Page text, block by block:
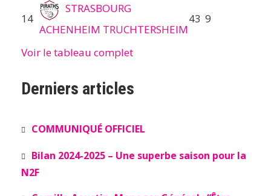
14
STRASBOURG
ACHENHEIM TRUCHTERSHEIM
43 9
Voir le tableau complet
Derniers articles
COMMUNIQUÉ OFFICIEL
Bilan 2024-2025 – Une superbe saison pour la
N2F